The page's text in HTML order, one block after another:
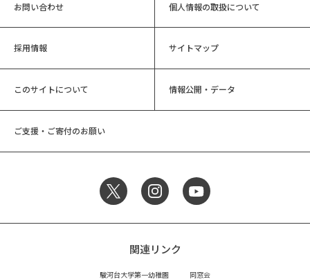
お問い合わせ 個人情報の取扱について
採用情報 サイトマップ
このサイトについて 情報公開・データ
ご支援・ご寄付のお願い
関連リンク
駿河台大学第一幼稚園 同窓会